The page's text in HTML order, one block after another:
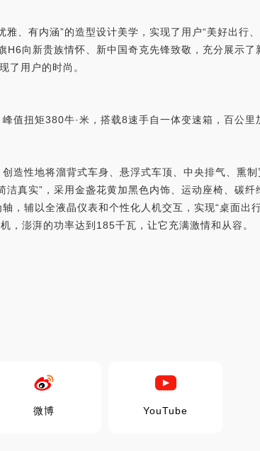
、有内涵”的造型设计美学，实现了用户“美好出行
H6向新贵族情怀、新中国奇克先锋致敬，充分展示
了用户的时尚。
值扭矩380牛·米，搭载8速手自一体变速箱，百公
造性地将溜背式车身、悬浮式车顶、中央排气、熏
真实”，采用金盏花黄加黑色内饰、运动座椅、碳
，辅以全液晶仪表和个性化人机交互，实现“桌面出
，澎湃的功率达到185千瓦，让它充满激情和从容。
微博 YouTube